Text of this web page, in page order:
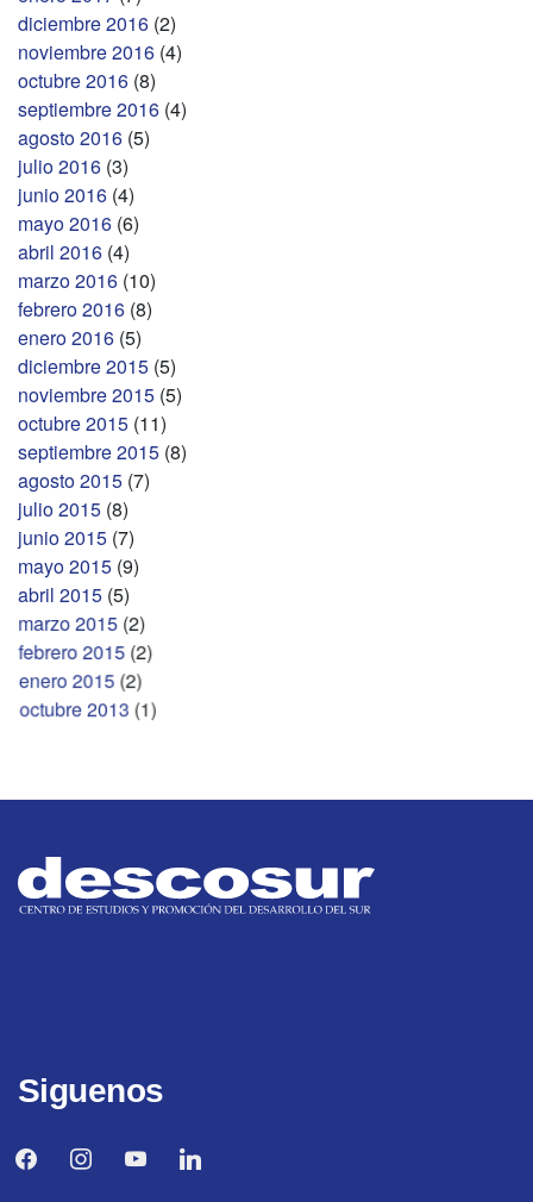
diciembre 2016 (2)
noviembre 2016 (4)
octubre 2016 (8)
septiembre 2016 (4)
agosto 2016 (5)
julio 2016 (3)
junio 2016 (4)
mayo 2016 (6)
abril 2016 (4)
marzo 2016 (10)
febrero 2016 (8)
enero 2016 (5)
diciembre 2015 (5)
noviembre 2015 (5)
octubre 2015 (11)
septiembre 2015 (8)
agosto 2015 (7)
julio 2015 (8)
junio 2015 (7)
mayo 2015 (9)
abril 2015 (5)
marzo 2015 (2)
febrero 2015 (2)
enero 2015 (2)
octubre 2013 (1)
Siguenos
facebookinstagramyoutubelinkedin